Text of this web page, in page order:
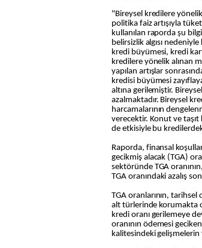
"Bireysel kredilere
politika faiz artışıyla
kullanılan raporda şu
belirsizlik algısı
kredi büyümesi, kredi
kredilere yönelik alınan
yapılan artışlar
kredisi büyümesi
altına gerilemiştir.
azalmaktadır. Bireysel
harcamalarının
verecektir. Konut ve
de etkisiyle bu
Raporda, finansal
gecikmiş alacak (TGA)
sektöründe TGA
TGA oranındaki azalış
TGA oranlarının,
alt türlerinde korumakta
kredi oranı gerilemeye
oranının ödemesi
kalitesindeki